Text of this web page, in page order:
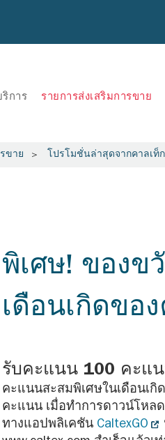
การ รายการส่งเสริมการขาย
ขาย โปรโมชั่นล่าสุดจากคาลเท็
พิเศษ! ของข
เดือนเกิดขอ
รับคะแนน 100 คะแ
คะแนนสะสมพิเศษในเดือนเ
คะแนน เมื่อทำการดาวน์โหล
ทางแอปพลิเคชัน CaltexGO